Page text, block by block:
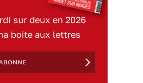
sur deux en 2026
boite aux lettres